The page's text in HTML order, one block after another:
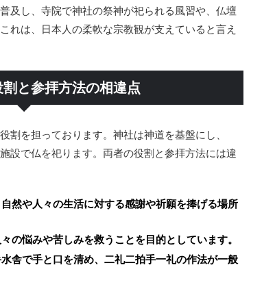
及し、寺院で神社の祭神が祀られる風習や、仏壇
れは、日本人の柔軟な宗教観が支えていると言え
と参拝方法の相違点
割を担っております。神社は神道を基盤にし、
設で仏を祀ります。両者の役割と参拝方法には違
然や人々の生活に対する感謝や祈願を捧げる場所
の悩みや苦しみを救うことを目的としています。
舎で手と口を清め、二礼二拍手一礼の作法が一般